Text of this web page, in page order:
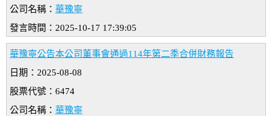
公司名稱： 華豫寧
發言時間：2025-10-17 17:39:05
華豫寧公告本公司董事會通過114年第二季合併財務報告
日期：2025-08-08
股票代號：6474
公司名稱： 華豫寧